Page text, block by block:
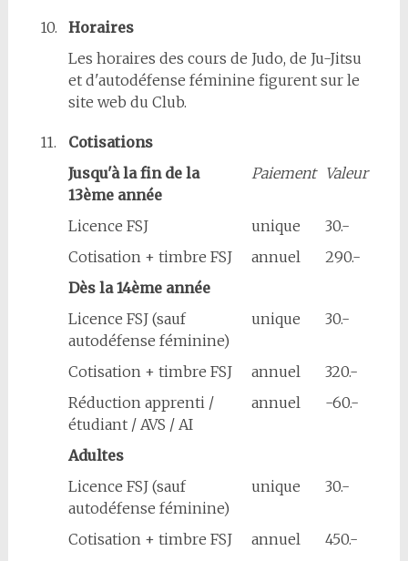
10.
Horaires
Les horaires des cours de Judo, de Ju-Jitsu
et d'autodéfense féminine figurent sur le
site web du Club.
11.
Cotisations
Jusqu'à la fin de la
13ème année
Paiement Valeur
Licence FSJ unique
30.-
Cotisation + timbre FSJ
annuel
290.-
Dès la 14ème année
Licence FSJ (sauf
autodéfense féminine)
unique 30.-
Cotisation + timbre FSJ annuel
320.-
Réduction apprenti /
étudiant / AVS / AI
annuel -60.-
Adultes
Licence FSJ (sauf
autodéfense féminine)
unique 30.-
Cotisation + timbre FSJ annuel 450.-